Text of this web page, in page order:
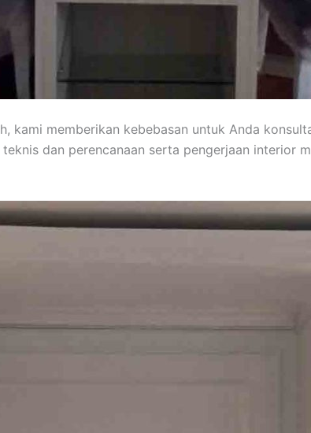
kami memberikan kebebasan untuk Anda
dan perencanaan serta pengerjaan interior